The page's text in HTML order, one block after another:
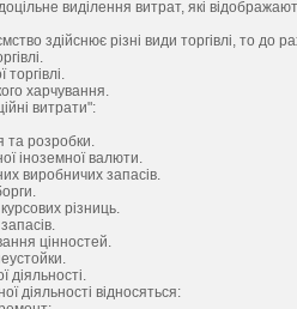
виділення витрат, які
здійснює різні види торгівлі, то до
харчування.
витрати":
та розробки.
іноземної валюти.
виробничих запасів.
різниць.
цінностей.
діяльності.
діяльності відносяться: